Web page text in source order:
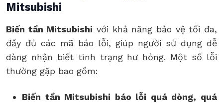
Mitsubishi
Biến tần Mitsubishi với khả năng bảo vệ tối đa,
đầy đủ các mã báo lỗi, giúp người sử dụng dễ
dàng nhận biết tình trạng hư hỏng. Một số lỗi
thường gặp bao gồm:
Biến tần Mitsubishi báo lỗi quá dòng, quá